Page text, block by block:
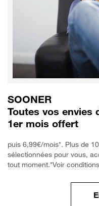
SOONER
Toutes vos envies
1er mois offert
puis 6,99€/mois*. Plus de
sélectionnées pour vous,
tout moment.*Voir